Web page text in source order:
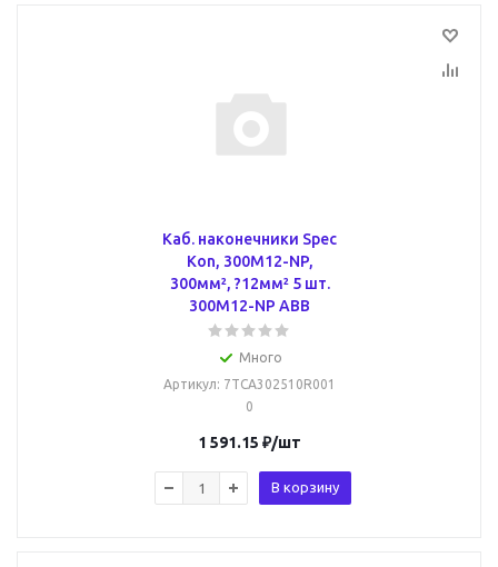
Каб. наконечники Spec
Kon, 300M12-NP,
300мм², ?12мм² 5 шт.
300M12-NP ABB
Много
Артикул: 7TCA302510R001
0
1 591.15 ₽/шт
В корзину